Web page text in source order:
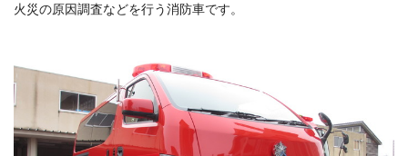
火災の原因調査などを行う消防車です。